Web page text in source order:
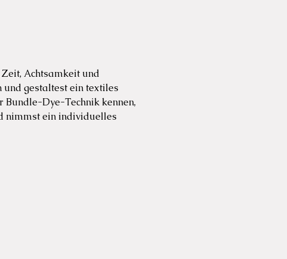
Achtsamkeit und
und gestaltest ein textiles
Bundle-Dye-Technik kennen,
nimmst ein individuelles